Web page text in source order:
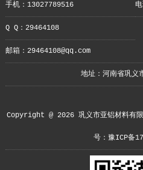
手机：13027789516
Q Q：29464108
邮箱：29464108@qq.com
地址：河南省巩义
Copyright @ 2026 巩义市亚铝材
号：豫ICP备